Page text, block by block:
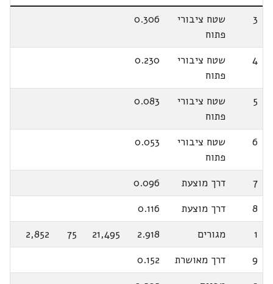
3
שטח ציבורי
פתוח
0.306
4
שטח ציבורי
פתוח
0.230
5
שטח ציבורי
פתוח
0.083
6
שטח ציבורי
פתוח
0.053
7 דרך מוצעת
0.096
8
דרך מוצעת
0.116
1
מגורים 2.918
21,495
75
2,852
9
דרך מאושרת
0.152